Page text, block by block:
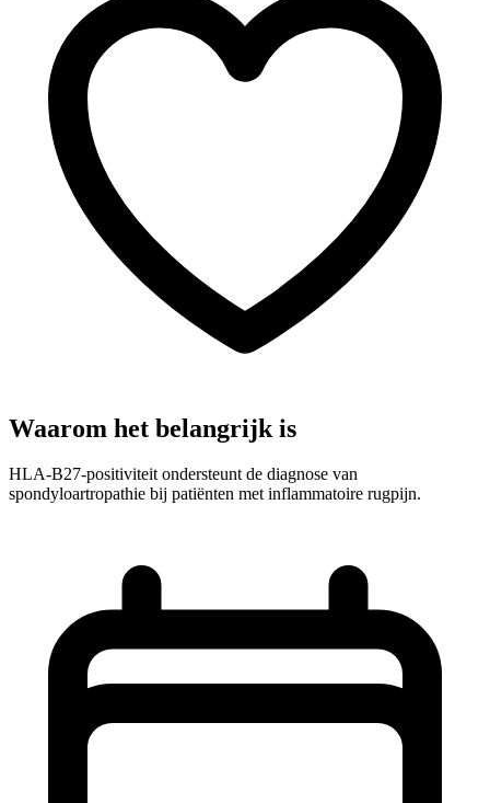
Waarom het belangrijk is
HLA-B27-positiviteit ondersteunt de diagnose van
spondyloartropathie bij patiënten met inflammatoire rugpijn.